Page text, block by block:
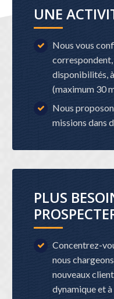
UNE
Nous vous
disponibilités,
(maximum 30
Nous
missions dans
PLUS
Concentrez-
nous
nouveaux
dynamique et